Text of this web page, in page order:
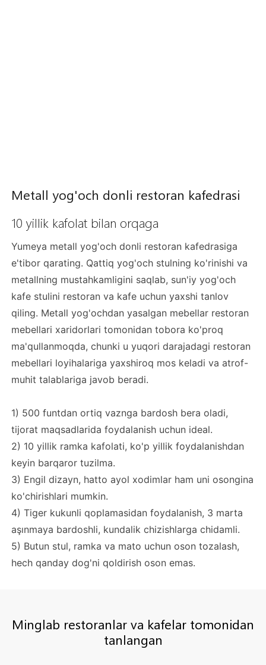
Metall yog'och donli restoran kafedrasi
10 yillik kafolat bilan orqaga
Yumeya metall yog'och donli restoran kafedrasiga
e'tibor qarating. Qattiq yog'och stulning ko'rinishi va
metallning mustahkamligini saqlab, sun'iy yog'och
kafe stulini restoran va kafe uchun yaxshi tanlov
qiling. Metall yog'ochdan yasalgan mebellar restoran
mebellari xaridorlari tomonidan tobora ko'proq
ma'qullanmoqda, chunki u yuqori darajadagi restoran
mebellari loyihalariga yaxshiroq mos keladi va atrof-
muhit talablariga javob beradi.
1) 500 funtdan ortiq vaznga bardosh bera oladi,
tijorat maqsadlarida foydalanish uchun ideal.
2) 10 yillik ramka kafolati, ko'p yillik foydalanishdan
keyin barqaror tuzilma.
3) Engil dizayn, hatto ayol xodimlar ham uni osongina
ko'chirishlari mumkin.
4) Tiger kukunli qoplamasidan foydalanish, 3 marta
aşınmaya bardoshli, kundalik chizishlarga chidamli.
5) Butun stul, ramka va mato uchun oson tozalash,
hech qanday dog'ni qoldirish oson emas.
Minglab restoranlar va kafelar tomonidan
tanlangan